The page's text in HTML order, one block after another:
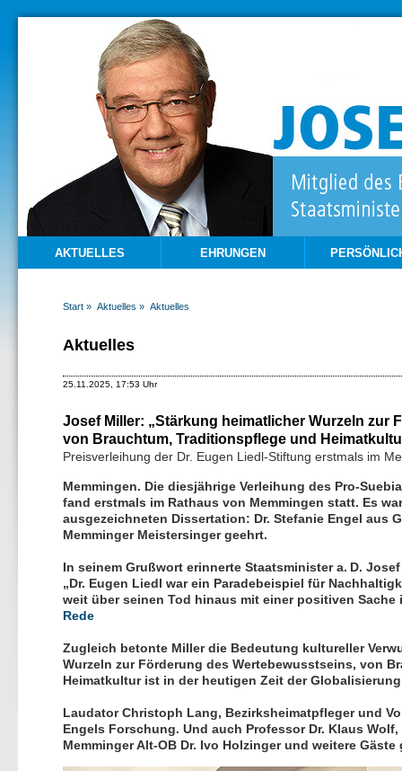
AKTUELLES EHRUNGEN
Start » Aktuelles » Aktuelles
Aktuelles
25.11.2025, 17:53 Uhr
Josef Miller: „Stärkung heimatlicher Wurzeln zur
von Brauchtum, Traditionspflege und
Preisverleihung der Dr. Eugen Liedl-Stiftung erstmals im
Memmingen. Die diesjährige Verleihung des Pro-
fand erstmals im Rathaus von Memmingen statt. Es
ausgezeichneten Dissertation: Dr. Stefanie Engel aus
Memminger Meistersinger geehrt.
In seinem Grußwort erinnerte Staatsminister a. D.
Dr. Eugen Liedl war ein Paradebeispiel für
weit über seinen Tod hinaus mit einer positiven
Rede
Zugleich betonte Miller die Bedeutung kultureller
Wurzeln zur Förderung des Wertebewusstseins, von
Heimatkultur ist in der heutigen Zeit der
Laudator Christoph Lang, Bezirksheimatpfleger und
Engels Forschung. Und auch Professor Dr. Klaus
Memminger Alt-OB Dr. Ivo Holzinger und weitere